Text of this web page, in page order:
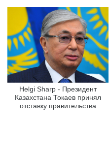
Helgi Sharp - Президент
Казахстана Токаев принял
отставку правительства